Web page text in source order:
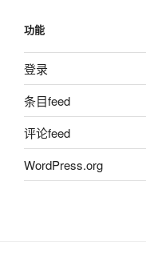
功能
登录
条目feed
评论feed
WordPress.org